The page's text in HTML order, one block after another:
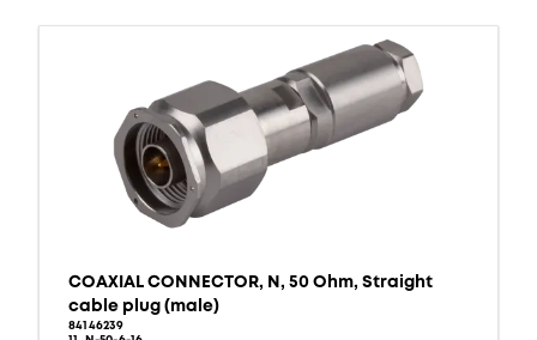
COAXIAL CONNECTOR, N, 50 Ohm, Straight
cable plug (male)
84146239